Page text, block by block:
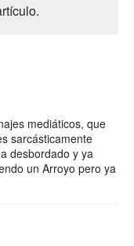
mediáticos, que
sarcásticamente
desbordado y ya
un Arroyo pero ya